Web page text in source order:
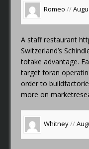
Romeo //
A staff restaurant
Switzerland’s
totake advantage.
target foran
order to
more on
Whitney//